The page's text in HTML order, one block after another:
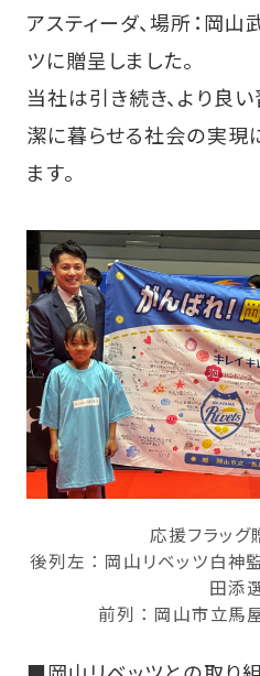
アスティーダ、場所：岡山
ツに贈呈しました。
当社は引き続き、より良
潔に暮らせる社会の実現
ます。
応援フラッ
後列左 ： 岡山リベッツ白神
田添
前列 ： 岡山市立馬